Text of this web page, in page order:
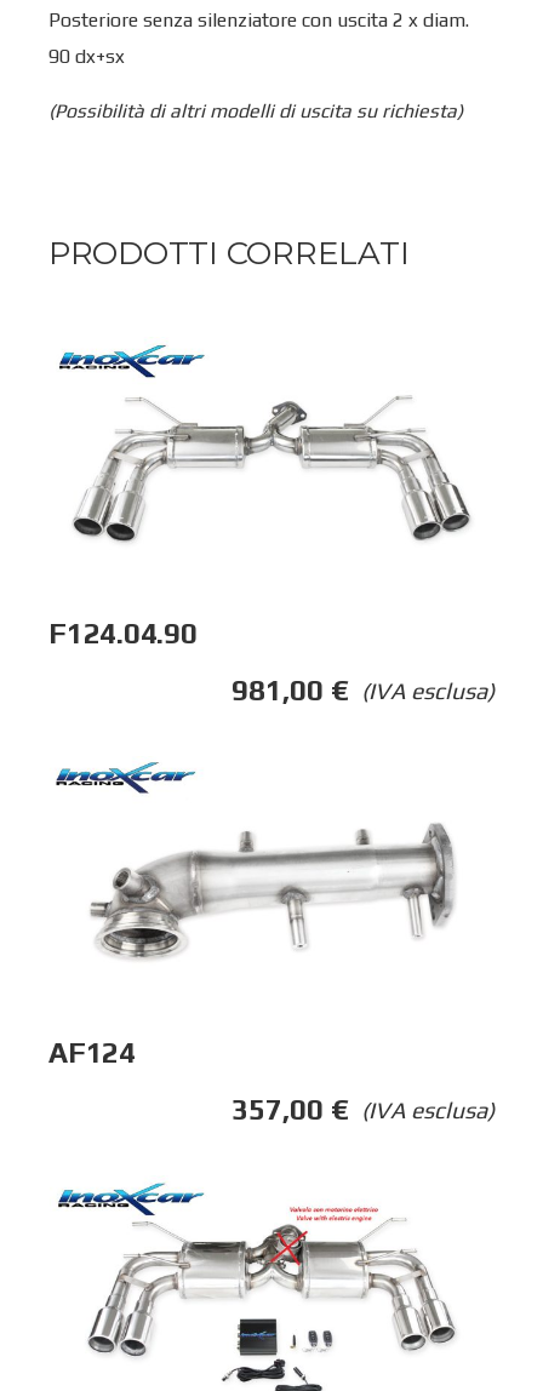
Posteriore senza silenziatore con uscita 2 x diam.
90 dx+sx
(Possibilità di altri modelli di uscita su richiesta)
PRODOTTI CORRELATI
F124.04.90
(IVA esclusa)
981,00 €
AF124
(IVA esclusa)
357,00 €